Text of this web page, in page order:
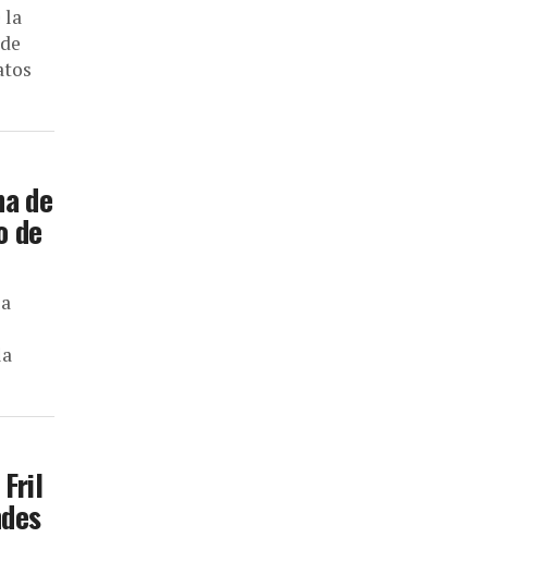
la
de
de